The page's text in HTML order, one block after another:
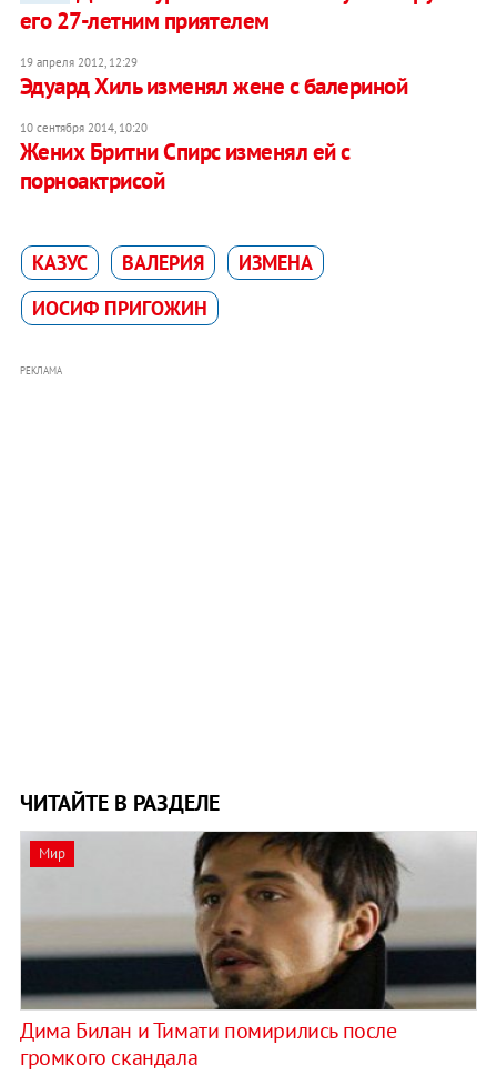
его 27-летним приятелем
19 апреля 2012, 12:29
Эдуард Хиль изменял жене с балериной
10 сентября 2014, 10:20
Жених Бритни Спирс изменял ей с
порноактрисой
КАЗУС ВАЛЕРИЯ
ИЗМЕНА
ИОСИФ ПРИГОЖИН
РЕКЛАМА
ЧИТАЙТЕ В РАЗДЕЛЕ
Мир
Дима Билан и Тимати помирились после
громкого скандала